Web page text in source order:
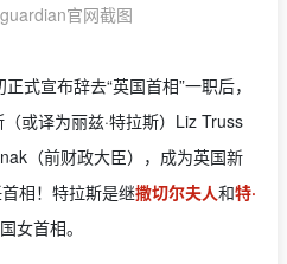
官网截图
式宣布辞去“英国首相”一职后，
或译为丽兹·特拉斯）Liz Truss
（前财政大臣），成为英国新
相！特拉斯是继撒切尔夫人和特·
女首相。